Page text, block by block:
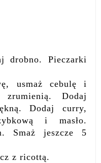
drobno. Pieczarki
usmaż cebulę i
Dodaj
Dodaj curry,
i masło.
Smaż jeszcze 5
z ricottą.